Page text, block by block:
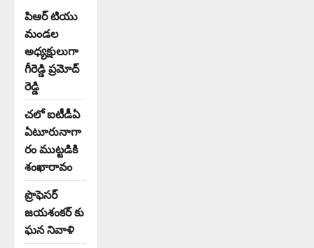
పిఆర్ టియు
మండల
అధ్యక్షులుగా
గీరెడ్డి ప్రమోద్
రెడ్డి
చలో ఐటీడీఏ
ఏటూరునాగా
రం ముట్టడికి
శంఖారావం
ప్రొఫెసర్
జయశంకర్ కు
ఘన నివాళి